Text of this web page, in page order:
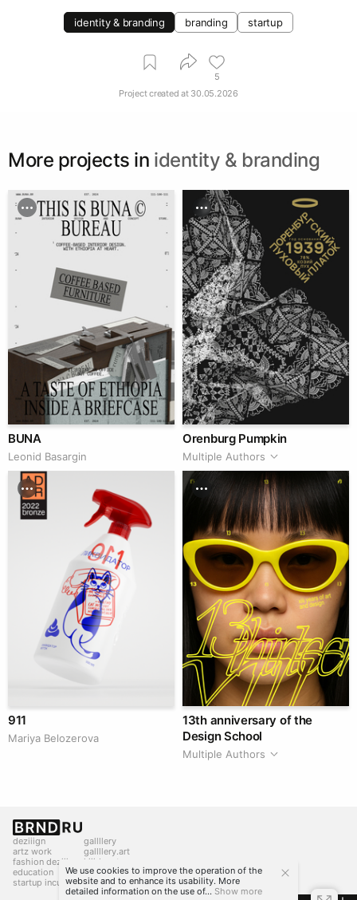
identity & branding branding startup
5
Project created at 30.05.2026
More projects in identity & branding
BUNA
Leonid Basargin
Orenburg Pumpkin
Multiple Authors
911
Mariya Belozerova
13th anniversary of the
Design School
Multiple Authors
deziiign
artz work
fashion deziiign
education
startup incubator
gallllery
gallllery.art
kiiids.art
We use cookies to improve the operation of the
website and to enhance its usability. More
detailed information on the use of... Show more